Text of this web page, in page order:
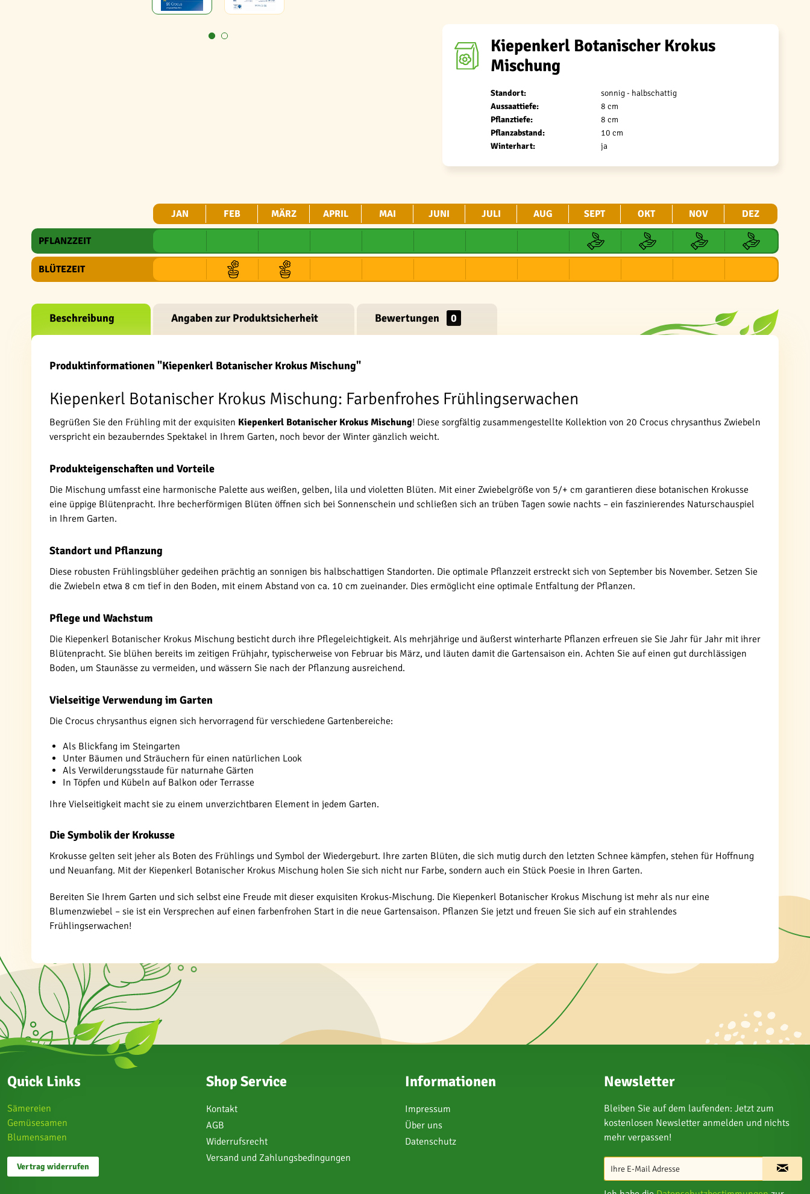
Kiepenkerl Botanischer Krokus
Mischung
Standort:
sonnig - halbschattig
Aussaattiefe:
8 cm
Pflanztiefe:
8 cm
Pflanzabstand:
10 cm
Winterhart:
ja
JAN FEB MÄRZ APRIL MAI JUNI JULI AUG SEPT OKT NOV DEZ
PFLANZZEIT
BLÜTEZEIT
Beschreibung Angaben zur Produktsicherheit Bewertungen 0
Produktinformationen "Kiepenkerl Botanischer Krokus Mischung"
Kiepenkerl Botanischer Krokus Mischung: Farbenfrohes Frühlingserwachen
Begrüßen Sie den Frühling mit der exquisiten Kiepenkerl Botanischer Krokus Mischung! Diese sorgfältig zusammengestellte Kollektion von 20 Crocus chrysanthus Zwiebeln
verspricht ein bezauberndes Spektakel in Ihrem Garten, noch bevor der Winter gänzlich weicht.
Produkteigenschaften und Vorteile
Die Mischung umfasst eine harmonische Palette aus weißen, gelben, lila und violetten Blüten. Mit einer Zwiebelgröße von 5/+ cm garantieren diese botanischen Krokusse
eine üppige Blütenpracht. Ihre becherförmigen Blüten öffnen sich bei Sonnenschein und schließen sich an trüben Tagen sowie nachts – ein faszinierendes Naturschauspiel
in Ihrem Garten.
Standort und Pflanzung
Diese robusten Frühlingsblüher gedeihen prächtig an sonnigen bis halbschattigen Standorten. Die optimale Pflanzzeit erstreckt sich von September bis November. Setzen Sie
die Zwiebeln etwa 8 cm tief in den Boden, mit einem Abstand von ca. 10 cm zueinander. Dies ermöglicht eine optimale Entfaltung der Pflanzen.
Pflege und Wachstum
Die Kiepenkerl Botanischer Krokus Mischung besticht durch ihre Pflegeleichtigkeit. Als mehrjährige und äußerst winterharte Pflanzen erfreuen sie Sie Jahr für Jahr mit ihrer
Blütenpracht. Sie blühen bereits im zeitigen Frühjahr, typischerweise von Februar bis März, und läuten damit die Gartensaison ein. Achten Sie auf einen gut durchlässigen
Boden, um Staunässe zu vermeiden, und wässern Sie nach der Pflanzung ausreichend.
Vielseitige Verwendung im Garten
Die Crocus chrysanthus eignen sich hervorragend für verschiedene Gartenbereiche:
Als Blickfang im Steingarten
Unter Bäumen und Sträuchern für einen natürlichen Look
Als Verwilderungsstaude für naturnahe Gärten
In Töpfen und Kübeln auf Balkon oder Terrasse
Ihre Vielseitigkeit macht sie zu einem unverzichtbaren Element in jedem Garten.
Die Symbolik der Krokusse
Krokusse gelten seit jeher als Boten des Frühlings und Symbol der Wiedergeburt. Ihre zarten Blüten, die sich mutig durch den letzten Schnee kämpfen, stehen für Hoffnung
und Neuanfang. Mit der Kiepenkerl Botanischer Krokus Mischung holen Sie sich nicht nur Farbe, sondern auch ein Stück Poesie in Ihren Garten.
Bereiten Sie Ihrem Garten und sich selbst eine Freude mit dieser exquisiten Krokus-Mischung. Die Kiepenkerl Botanischer Krokus Mischung ist mehr als nur eine
Blumenzwiebel – sie ist ein Versprechen auf einen farbenfrohen Start in die neue Gartensaison. Pflanzen Sie jetzt und freuen Sie sich auf ein strahlendes
Frühlingserwachen!
Quick Links
Sämereien
Gemüsesamen
Blumensamen
Vertrag widerrufen
Shop Service
Kontakt
AGB
Widerrufsrecht
Versand und Zahlungsbedingungen
Informationen
Impressum
Über uns
Datenschutz
Newsletter
Bleiben Sie auf dem laufenden: Jetzt zum
kostenlosen Newsletter anmelden und nichts
mehr verpassen!